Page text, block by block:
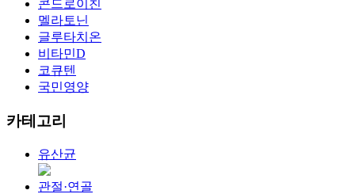
콘드로이친
멜라토닌
글루타치온
비타민D
코큐텐
국민영양
카테고리
유산균
관절·연골